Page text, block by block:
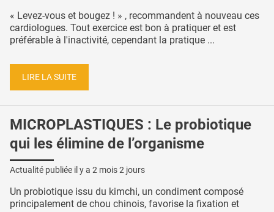
« Levez-vous et bougez ! » , recommandent à nouveau ces
cardiologues. Tout exercice est bon à pratiquer et est
préférable à l'inactivité, cependant la pratique ...
LIRE LA SUITE
MICROPLASTIQUES : Le probiotique
qui les élimine de l’organisme
Actualité publiée il y a 2 mois 2 jours
Un probiotique issu du kimchi, un condiment composé
principalement de chou chinois, favorise la fixation et